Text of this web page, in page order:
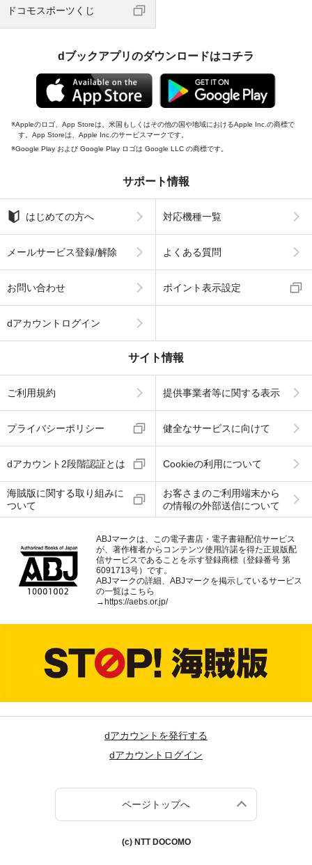
ドコモスポーツくじ
dブックアプリのダウンロードはコチラ
Appleのロゴ、App Storeは、米国もしくはその他の国や地域におけるApple Inc.の商標で
す。App Storeは、Apple Inc.のサービスマークです。
Google Play および Google Play ロゴは Google LLC の商標です。
サポート情報
はじめての方へ 対応機種一覧
メールサービス登録/解除 よくある質問
お問い合わせ ポイント表示設定
dアカウントログイン
サイト情報
ご利用規約 提供事業者等に関する表示
プライバシーポリシー 健全なサービスに向けて
dアカウント2段階認証とは Cookieの利用について
海賊版に関する取り組みに
ついて
お客さまのご利用端末から
の情報の外部送信について
ABJマークは、この電子書店・電子書籍配信サービス
が、著作権者からコンテンツ使用許諾を得た正規版配
信サービスであることを示す登録商標（登録番号 第
6091713号）です。
ABJマークの詳細、ABJマークを掲示しているサービス
の一覧はこちら
→https://aebs.or.jp/
dアカウントを発行する
dアカウントログイン
ページトップへ
(c) NTT DOCOMO